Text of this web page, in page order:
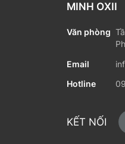
MINH OXII
Văn phòng
Email
Hotline
KẾT NỐI